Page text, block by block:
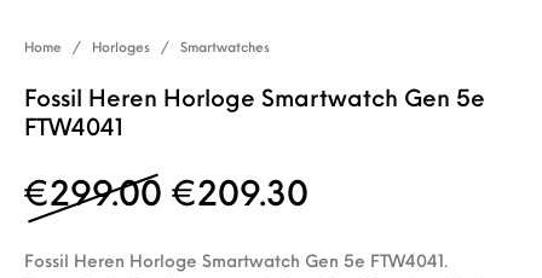
Home / Horloges / Smartwatches
Fossil Heren Horloge Smartwatch Gen 5e
FTW4041
€299.00 Oorspronkelijke prijs
€209.30
Fossil Heren Horloge Smartwatch Gen 5e FTW4041.